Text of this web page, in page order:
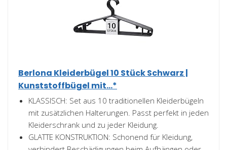
Berlona Kleiderbügel 10 Stück Schwarz |
Kunststoffbügel mit...*
KLASSISCH: Set aus 10 traditionellen Kleiderbügeln
mit zusätzlichen Halterungen. Passt perfekt in jeden
Kleiderschrank und zu jeder Kleidung.
GLATTE KONSTRUKTION: Schonend für Kleidung,